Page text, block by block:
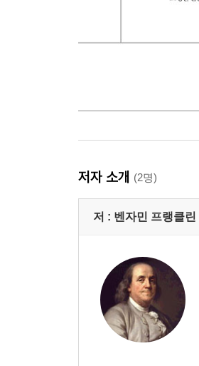
저자 소개 (2명)
저 : 벤자민 프랭클린